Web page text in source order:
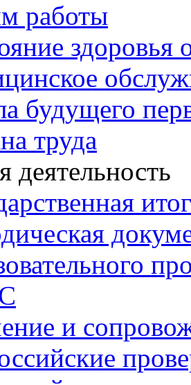
работы
будущего
труда
деятельность
и